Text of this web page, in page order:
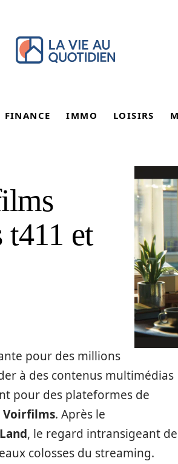
FINANCE IMMO LOISIRS
t411 et
pour des millions
à des contenus multimédias
pour des plateformes de
Voirfilms. Après le
, le regard intransigeant de
colosses du streaming.